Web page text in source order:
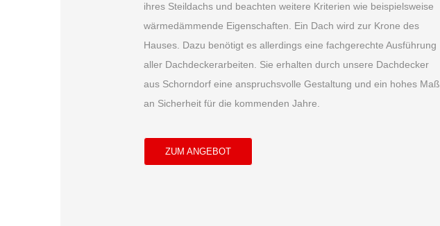
ihres Steildachs und beachten weitere Kriterien wie beispielsweise
wärmedämmende Eigenschaften. Ein Dach wird zur Krone des
Hauses. Dazu benötigt es allerdings eine fachgerechte Ausführung
aller Dachdeckerarbeiten. Sie erhalten durch unsere Dachdecker
aus Schorndorf eine anspruchsvolle Gestaltung und ein hohes Maß
an Sicherheit für die kommenden Jahre.
ZUM ANGEBOT